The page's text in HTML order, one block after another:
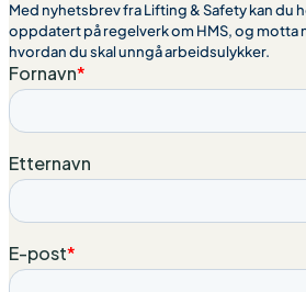
Med nyhetsbrev fra Lifting & Safety kan du
oppdatert på regelverk om HMS, og motta
hvordan du skal unngå arbeidsulykker.